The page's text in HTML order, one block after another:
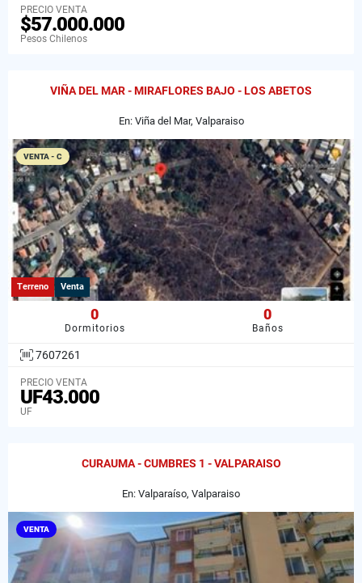
PRECIO VENTA
$57.000.000
Pesos Chilenos
VIÑA DEL MAR - MIRAFLORES BAJO - LOS ABETOS
En: Viña del Mar, Valparaiso
VENTA - C
Terreno Venta
0
Dormitorios
0
Baños
7607261
PRECIO VENTA
UF43.000
UF
CURAUMA - CUMBRES 1 - VALPARAISO
En: Valparaíso, Valparaiso
VENTA